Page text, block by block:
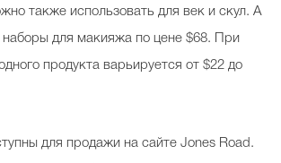
также использовать для век и скул. А
для макияжа по цене $68. При
продукта варьируется от $22 до
для продажи на сайте Jones Road.